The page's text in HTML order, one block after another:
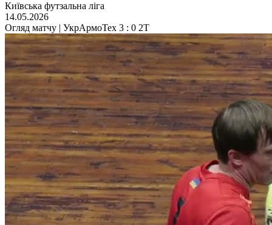
Київська футзальна ліга
14.05.2026
Огляд матчу | УкрАрмоТех 3 : 0 2Т